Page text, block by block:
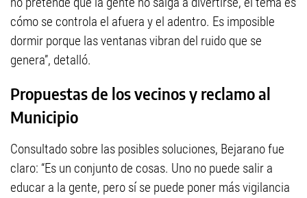
cómo se controla el afuera y el adentro. Es imposible
dormir porque las ventanas vibran del ruido que se
genera”, detalló.
Propuestas de los vecinos y reclamo al
Municipio
Consultado sobre las posibles soluciones, Bejarano fue
claro: “Es un conjunto de cosas. Uno no puede salir a
educar a la gente, pero sí se puede poner más vigilancia